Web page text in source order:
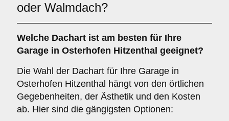
oder Walmdach?
Welche Dachart ist am besten für Ihre
Garage in Osterhofen Hitzenthal geeignet?
Die Wahl der Dachart für Ihre Garage in
Osterhofen Hitzenthal hängt von den örtlichen
Gegebenheiten, der Ästhetik und den Kosten
ab. Hier sind die gängigsten Optionen: